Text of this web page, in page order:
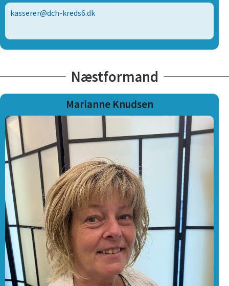
kasserer@dch-kreds6.dk
Næstformand
Marianne Knudsen